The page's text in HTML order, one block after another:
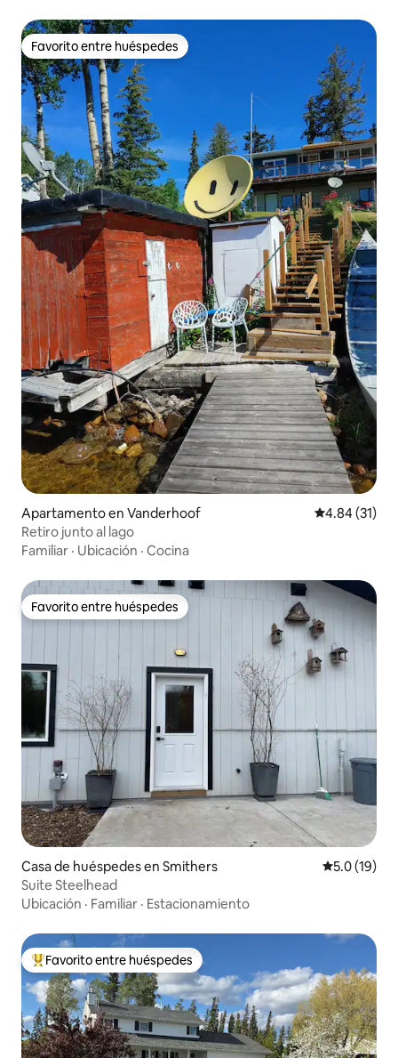
Favorito entre huéspedes
Favorito entre huéspedes
Apartamento en Vanderhoof Calificación
4.84 (31)
Retiro junto al lago
Familiar · Ubicación · Cocina
Favorito entre huéspedes
Favorito entre huéspedes
Casa de huéspedes en Smithers Calificación
5.0 (19)
Suite Steelhead
Ubicación · Familiar · Estacionamiento
Favorito entre huéspedes preferido
Favorito entre huéspedes